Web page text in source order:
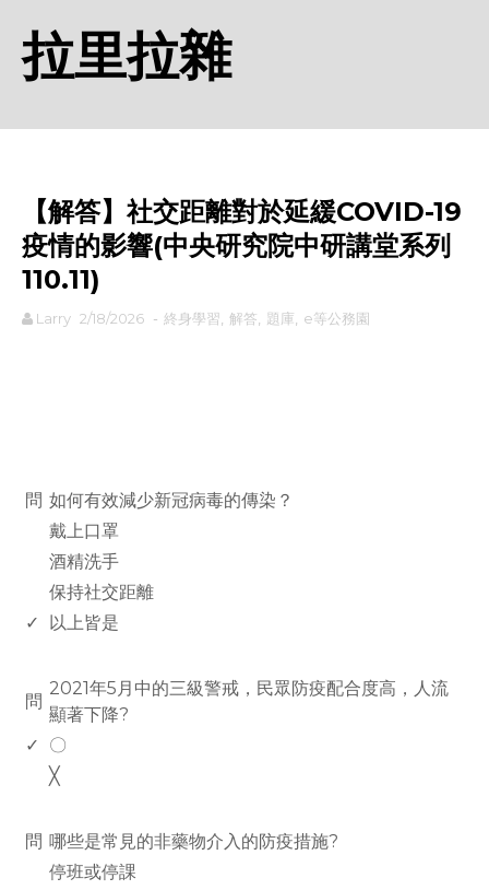
拉里拉雜
【解答】社交距離對於延緩COVID-19
疫情的影響(中央研究院中研講堂系列
110.11)
Larry 2/18/2026 - 終身學習 解答 題庫 e等公務園
問 如何有效減少新冠病毒的傳染？
戴上口罩
酒精洗手
保持社交距離
✓
以上皆是
問
2021年5月中的三級警戒，民眾防疫配合度高，人流
顯著下降?
✓
〇
╳
問 哪些是常見的非藥物介入的防疫措施?
停班或停課